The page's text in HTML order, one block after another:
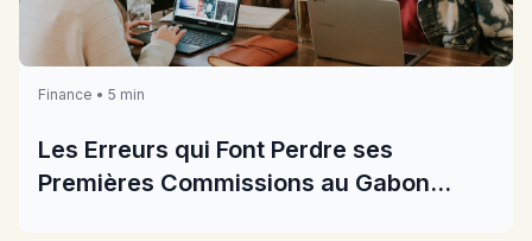
Finance • 5 min
Les Erreurs qui Font Perdre ses
Premières Commissions au Gabon